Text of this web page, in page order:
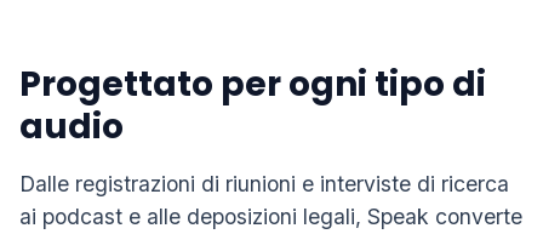
Progettato per ogni tipo di
audio
Dalle registrazioni di riunioni e interviste di ricerca
ai podcast e alle deposizioni legali, Speak converte